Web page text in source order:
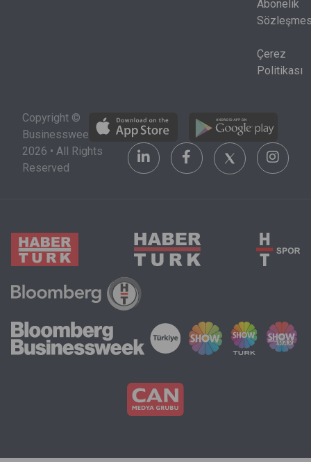
okunmak
Abonelik
Çerez
Politikası
Copyright ©
Businessweek
2026 • All Rights
Reserved